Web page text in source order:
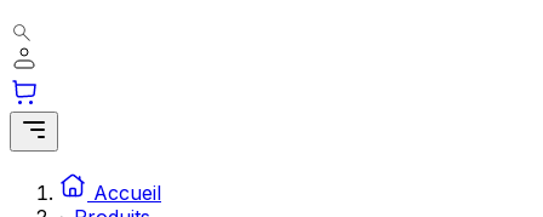
AccueilLes cookies marketing sont utilisés pour suivre les
engageantes pour l'utilisateur individuel et, par